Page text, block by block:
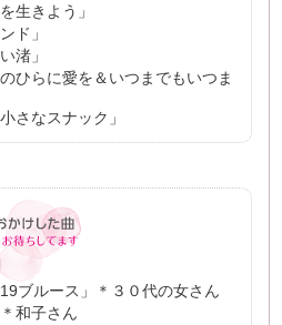
生きよう」
ド」
渚」
ひらに愛を＆いつまでもいつま
さなスナック」
ブルース」＊３０代の女さん
和子さん